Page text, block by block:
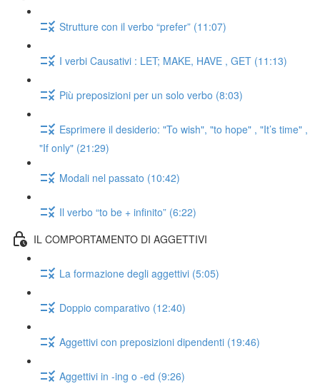
Strutture con il verbo “prefer” (11:07)
I verbi Causativi : LET; MAKE, HAVE , GET (11:13)
Più preposizioni per un solo verbo (8:03)
Esprimere il desiderio: "To wish", "to hope" , "It’s time" ,
"If only" (21:29)
Modali nel passato (10:42)
Il verbo “to be + infinito” (6:22)
IL COMPORTAMENTO DI AGGETTIVI
La formazione degli aggettivi (5:05)
Doppio comparativo (12:40)
Aggettivi con preposizioni dipendenti (19:46)
Aggettivi in -ing o -ed (9:26)